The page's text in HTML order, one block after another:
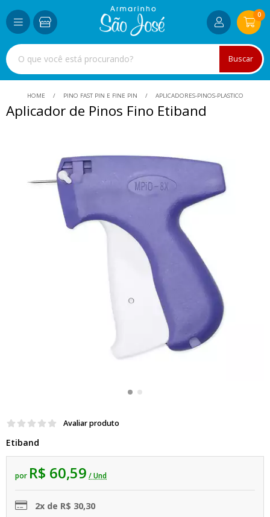
Buscar
0
HOME PINO FAST PIN E FINE PIN APLICADORES-PINOS-PLASTICO
Aplicador de Pinos Fino Etiband
Avaliar produto
Etiband
por R$ 60,59 / Und
2x de R$ 30,30